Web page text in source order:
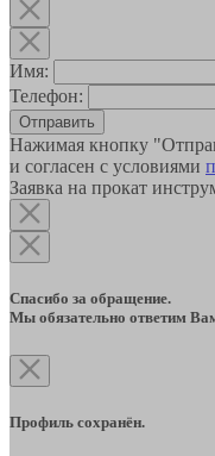
Имя:
Телефон:
Отправить
Нажимая кнопку
и согласен с условиями
Заявка на прокат
Спасибо за обращение.
Мы обязательно ответим
Профиль сохранён.